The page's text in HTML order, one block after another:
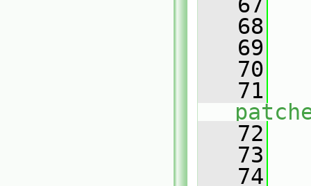
   68
   69
   70
   71
   72
   73
   74